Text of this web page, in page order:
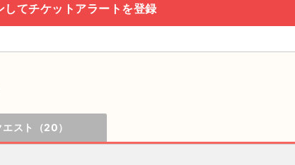
してチケットアラートを登録
エスト（20）